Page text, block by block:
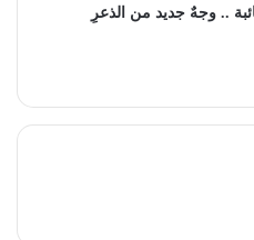
.. وجهٌ جديد من الذعرِ